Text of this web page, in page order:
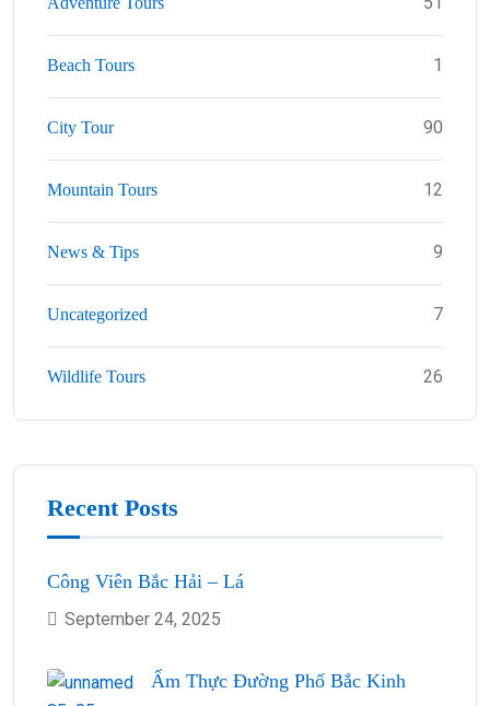
Beach Tours 1
City Tour 90
Mountain Tours 12
News & Tips 9
Uncategorized 7
Wildlife Tours 26
Recent Posts
Công Viên Bắc Hải – Lá
September 24, 2025
Ẩm Thực Đường Phố Bắc Kinh